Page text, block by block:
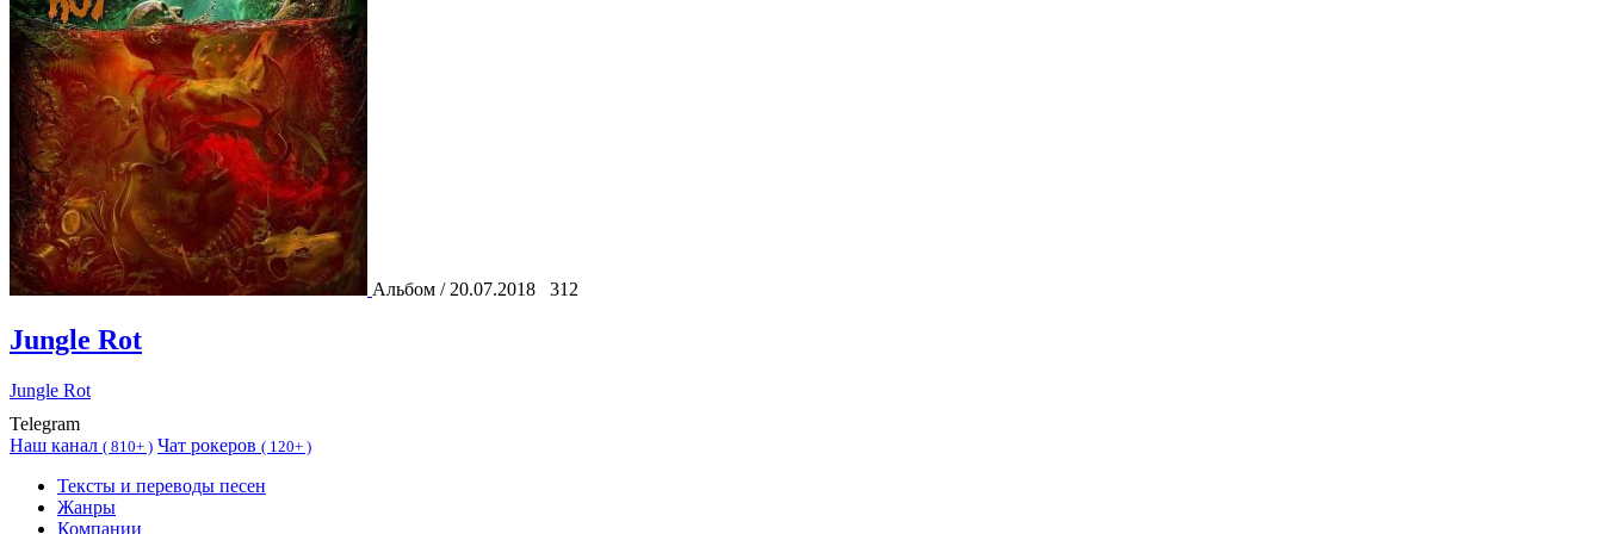
Альбом / 20.07.2018 312
Jungle Rot
Jungle Rot
Telegram
Наш канал ( 810+ ) Чат рокеров ( 120+ )
Тексты и переводы песен
Жанры
Компании